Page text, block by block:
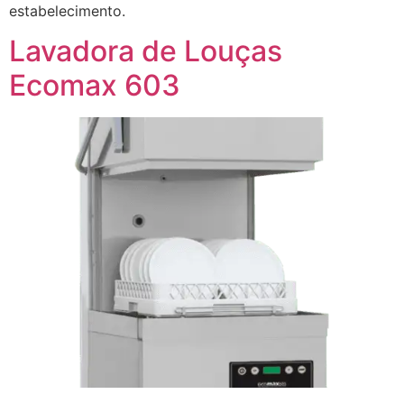
estabelecimento.
Lavadora de Louças
Ecomax 603